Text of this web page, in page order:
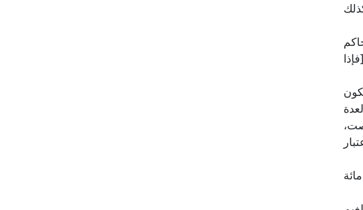
الحنفي في مسائل الأحوال الشخصية؛ حيث جاء فيه: (مادة: 312) [فإذا
يكون